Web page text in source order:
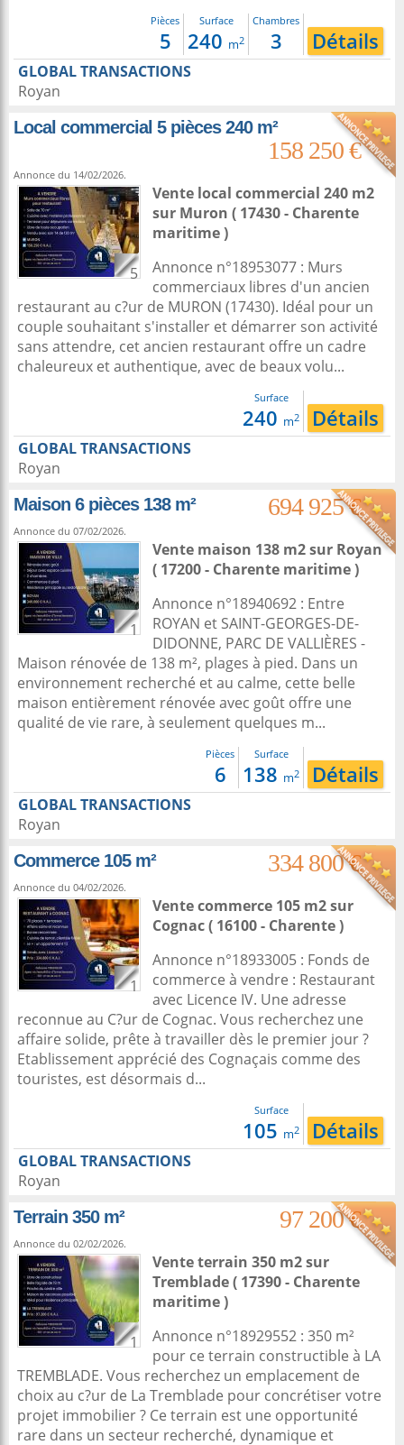
Pièces
5
Surface
240 m2
Chambres
3 Détails
GLOBAL TRANSACTIONS
Royan
Local commercial 5 pièces 240 m²
158 250 €
Annonce du 14/02/2026.
5
Vente local commercial 240 m2
sur Muron ( 17430 - Charente
maritime )
Annonce n°18953077 : Murs
commerciaux libres d'un ancien
restaurant au c?ur de MURON (17430). Idéal pour un
couple souhaitant s'installer et démarrer son activité
sans attendre, cet ancien restaurant offre un cadre
chaleureux et authentique, avec de beaux volu...
Surface
240 m2 Détails
GLOBAL TRANSACTIONS
Royan
Maison 6 pièces 138 m²
694 925 €
Annonce du 07/02/2026.
1
Vente maison 138 m2sur Royan
( 17200 - Charente maritime )
Annonce n°18940692 : Entre
ROYAN et SAINT-GEORGES-DE-
DIDONNE, PARC DE VALLIÈRES -
Maison rénovée de 138 m², plages à pied. Dans un
environnement recherché et au calme, cette belle
maison entièrement rénovée avec goût offre une
qualité de vie rare, à seulement quelques m...
Pièces
6
Surface
138 m2 Détails
GLOBAL TRANSACTIONS
Royan
Commerce 105 m²
334 800 €
Annonce du 04/02/2026.
1
Vente commerce 105 m2sur
Cognac( 16100 - Charente )
Annonce n°18933005 : Fonds de
commerce à vendre : Restaurant
avec Licence IV. Une adresse
reconnue au C?ur de Cognac. Vous recherchez une
affaire solide, prête à travailler dès le premier jour ?
Etablissement apprécié des Cognaçais comme des
touristes, est désormais d...
Surface
105 m2 Détails
GLOBAL TRANSACTIONS
Royan
Terrain 350 m²
97 200 €
Annonce du 02/02/2026.
1
Vente terrain 350 m2sur
Tremblade( 17390 - Charente
maritime )
Annonce n°18929552 : 350 m²
pour ce terrain constructible à LA
TREMBLADE. Vous recherchez un emplacement de
choix au c?ur de La Tremblade pour concrétiser votre
projet immobilier ? Ce terrain est une opportunité
rare dans un secteur recherché, dynamique et